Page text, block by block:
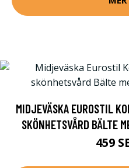
MIDJEVÄSKA EUROSTIL
SKÖNHETSVÅRD BÄLTE
459